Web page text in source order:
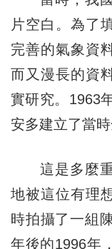
片空白。為了
完善的氣象資
而又漫長的資
實研究。1963
安多建立了當時
這是多麼重
地被這位有理
時拍攝了一組
年後的1996年